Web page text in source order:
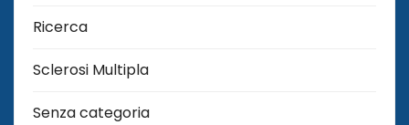
Ricerca
Sclerosi Multipla
Senza categoria